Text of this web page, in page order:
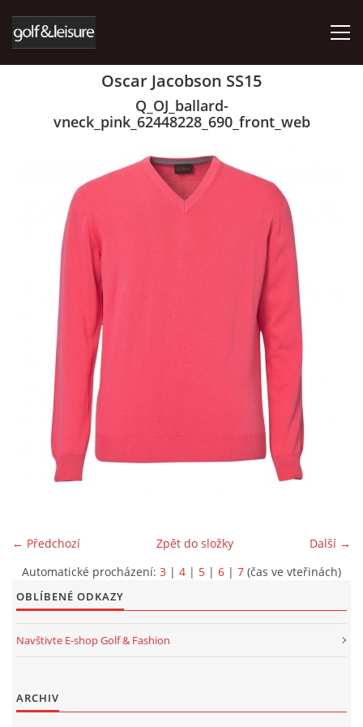
KDE NÁS NAJDETE
AKTUALITY
RÖHNISCH
ABACUS
OSCAR JACOBSON
KLUBY A FIREMNÍ ZÁKAZNÍCI
ARCHIV
Golf & Leisure s.r.o.
Oscar Jacobson SS15
Q_OJ_ballard-
vneck_pink_62448228_690_front_web
← Předchozí Další →
Zpět do složky
Automatické procházení: 3 | 4 | 5 | 6 | 7 (čas ve vteřinách)
OBLÍBENÉ ODKAZY
Navštivte E-shop Golf & Fashion
ARCHIV